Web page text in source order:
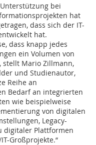
bei
hat
dass sich der IT-
hat.
dass knapp jedes
ein Volumen von
stellt Mario Zillmann,
und Studienautor,
Reihe an
Bedarf an integrierten
wie beispielweise
von digitalen
Legacy-
digitaler Plattformen
Großprojekte.“